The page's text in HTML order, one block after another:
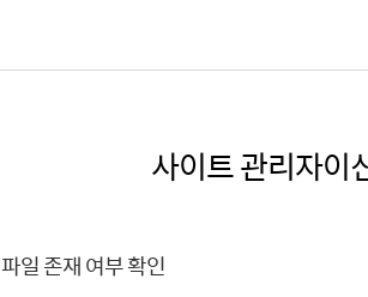
사이트 관리자이
파일 존재 여부 확인